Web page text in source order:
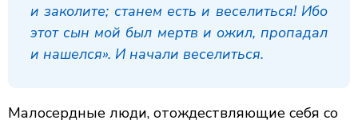
и заколите; станем есть и веселиться! Ибо
этот сын мой был мертв и ожил, пропадал
и нашелся». И начали веселиться.
Малосердные люди, отождествляющие себя со